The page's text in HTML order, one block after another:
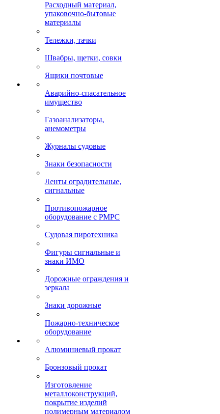
Расходный материал,
упаковочно-бытовые
материалы
Тележки, тачки
Швабры, щетки, совки
Ящики почтовые
Аварийно-спасательное
имущество
Газоанализаторы,
анемометры
Журналы судовые
Знаки безопасности
Ленты оградительные,
сигнальные
Противопожарное
оборудование с РМРС
Судовая пиротехника
Фигуры сигнальные и
знаки ИМО
Дорожные ограждения и
зеркала
Знаки дорожные
Пожарно-техническое
оборудование
Алюминиевый прокат
Бронзовый прокат
Изготовление
металлоконструкций,
покрытие изделий
полимерным материалом